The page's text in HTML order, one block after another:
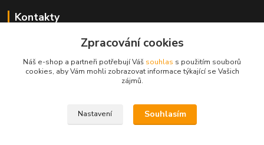
Kontakty
Zákaznická podpora Obaly-Podlahy.CZ
+420 725 426 388
(Po-Pá, 8:00-16:00 hod.)
Zpracování cookies
Náš e-shop a partneři potřebují Váš souhlas s použitím souborů
cookies, aby Vám mohli zobrazovat informace týkající se Vašich
zájmů.
Nastavení Souhlasím